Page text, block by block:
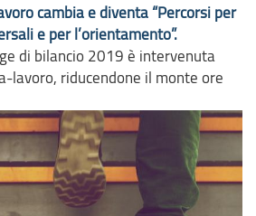
cambia e diventa “Percorsi per
e per l’orientamento”.
di bilancio 2019 è intervenuta
lavoro, riducendone il monte ore